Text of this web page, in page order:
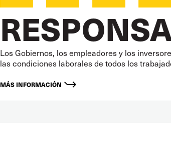
Los Gobiernos, los empleadores y los
las condiciones laborales de todos los
MÁS INFORMACIÓN